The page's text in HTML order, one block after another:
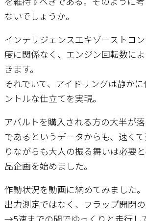
ないでしょうか。
インテリジェンスエキゾーストコ
度に関係なく、エンジン回転数に
きます。
それでいて、アイドリングは静か
ントルな仕立てを実現。
アバルトを購入される方の大半が
であるというデータからも、速く
りながらも大人の振る舞いは必要
品企画を始めました。
作動状況を動画に納めてみました。
出力測定ではなく、フラップ開閉